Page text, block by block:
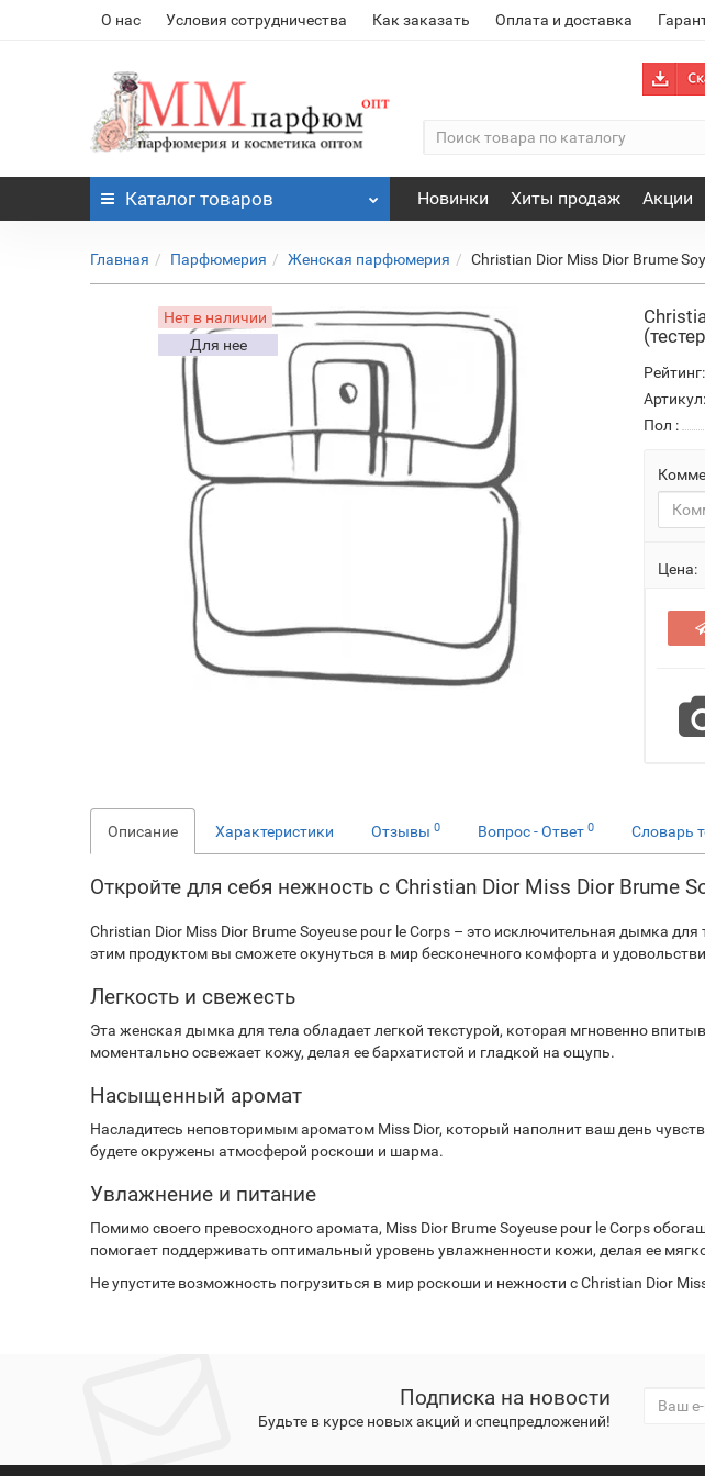
О нас Условия сотрудничества Как заказать Оплата и доставка
Каталог товаров Новинки Хиты продаж Акции
Главная Парфюмерия Женская парфюмерия Christian Dior Miss Dior Brume
Нет в наличии
Для нее
Рейтинг:
Артикул:
Пол :
Цена:
Описание Характеристики Отзывы0 Вопрос - Ответ0 Словарь
Откройте для себя нежность с Christian Dior Miss Dior Brume
Christian Dior Miss Dior Brume Soyeuse pour le Corps – это исключительная дымка
этим продуктом вы сможете окунуться в мир бесконечного комфорта и
Легкость и свежесть
Эта женская дымка для тела обладает легкой текстурой, которая мгновенно
моментально освежает кожу, делая ее бархатистой и гладкой на ощупь.
Насыщенный аромат
Насладитесь неповторимым ароматом Miss Dior, который наполнит ваш день
будете окружены атмосферой роскоши и шарма.
Увлажнение и питание
Помимо своего превосходного аромата, Miss Dior Brume Soyeuse pour le Corps
помогает поддерживать оптимальный уровень увлажненности кожи, делая ее
Не упустите возможность погрузиться в мир роскоши и нежности с Christian Dior
Подписка на новости
Будьте в курсе новых акций и спецпредложений!